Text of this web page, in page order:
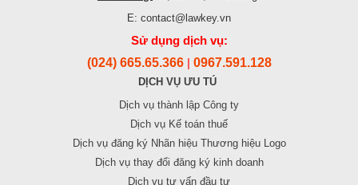
E: contact@lawkey.vn
Sử dụng dịch vụ:
(024) 665.65.366 0967.591.128
DỊCH VỤ ƯU TÚ
Dịch vụ thành lập Công ty
Dịch vụ Kế toán thuế
Dịch vụ đăng ký Nhãn hiệu Thương hiệu Logo
Dịch vụ thay đổi đăng ký kinh doanh
Dịch vụ tư vấn đầu tư